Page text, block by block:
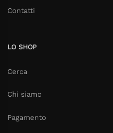
Contatti
LO SHOP
Cerca
Chi siamo
Pagamento